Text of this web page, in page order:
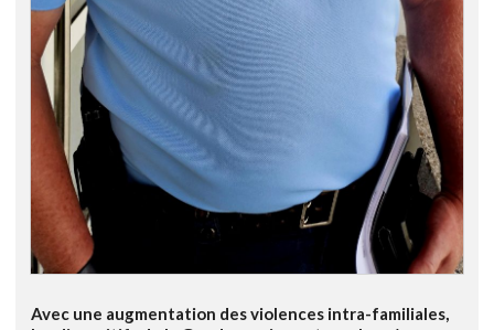
Avec une augmentation des violences intra-familiales,